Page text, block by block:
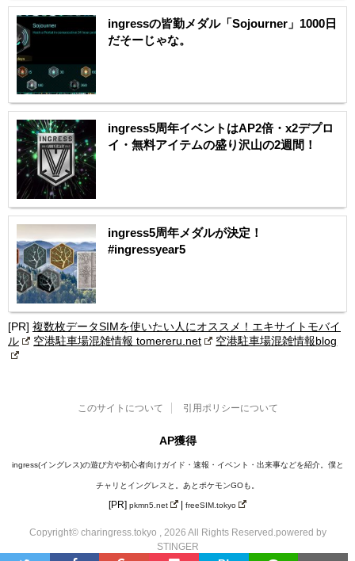
ingressの皆勤メダル「Sojourner」1000日
だそーじゃな。
ingress5周年イベントはAP2倍・x2デプロ
イ・無料アイテムの盛り沢山の2週間！
ingress5周年メダルが決定！
#ingressyear5
[PR] 複数枚データSIMを使いたい人にオススメ！エキサイトモバイ
ル
空港駐車場混雑情報 tomereru.net 空港駐車場混雑情報blog
このサイトについて 引用ポリシーについて
AP獲得
ingress(イングレス)の遊び方や初心者向けガイド・速報・イベント・出来事などを紹介。僕と
チャリとイングレスと。あとポケモンGOも。
[PR]pkmn5.net | freeSIM.tokyo
Copyright© charingress.tokyo , 2026 All Rights Reserved. powered by
STINGER